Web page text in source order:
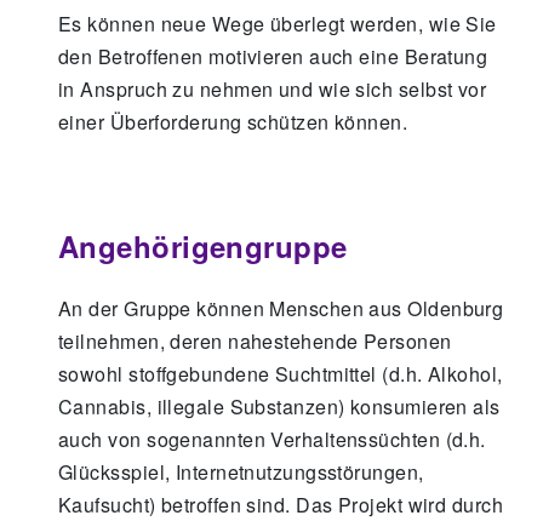
Es können neue Wege überlegt werden, wie Sie
den Betroffenen motivieren auch eine Beratung
in Anspruch zu nehmen und wie sich selbst vor
einer Überforderung schützen können.
Angehörigengruppe
An der Gruppe können Menschen aus Oldenburg
teilnehmen, deren nahestehende Personen
sowohl stoffgebundene Suchtmittel (d.h. Alkohol,
Cannabis, illegale Substanzen) konsumieren als
auch von sogenannten Verhaltenssüchten (d.h.
Glücksspiel, Internetnutzungsstörungen,
Kaufsucht) betroffen sind. Das Projekt wird durch